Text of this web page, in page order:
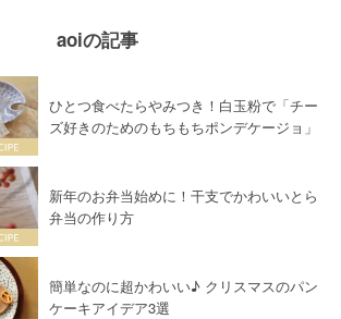
aoiの記事
ひとつ食べたらやみつき！白玉粉で「チー
ズ好きのためのもちもちポンデケージョ」
新年のお弁当始めに！干支でかわいいとら
弁当の作り方
簡単なのに超かわいい♪ クリスマスのパン
ケーキアイデア3選